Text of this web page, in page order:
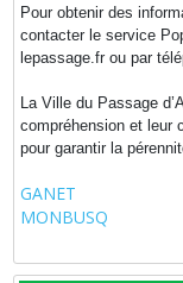
Pour obtenir des
contacter le service
lepassage.fr ou par
La Ville du Passage
compréhension et leur
pour garantir la
GANET
MONBUSQ